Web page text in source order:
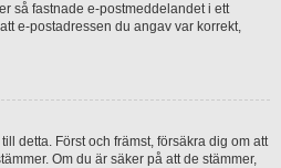
så fastnade e-postmeddelandet i ett
e-postadressen du angav var korrekt,
detta. Först och främst, försäkra dig om att
Om du är säker på att de stämmer,